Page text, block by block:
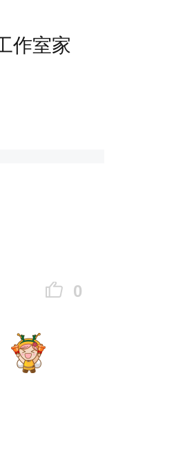
手，
作室家
0